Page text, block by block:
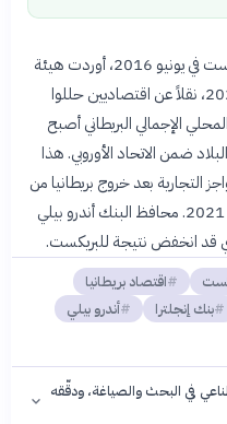
بعد مرور عشر سنوات على استفتاء البريكست في يونيو 2016، أوردت هيئة
الإذاعة البريطانية (BBC) في 19 يونيو 2026، نقلاً عن اقتصاديين حللوا
الإجمالي البريطاني أصبح
البلاد ضمن الاتحاد الأوروبي. هذا
التجارية بعد خروج بريطانيا من
الاتحاد الجمركي والسوق الموحدة في عام 2021. محافظ البنك أندرو بيلي
قد انخفض نتيجة للبريكست.
اقتصاد بريطانيا
بنك إنجلترا
أندرو بيلي
في البحث والصياغة، ودقّقه